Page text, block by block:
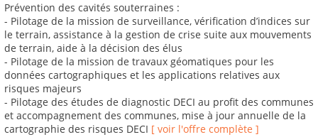
Prévention des cavités souterraines :
- Pilotage de la mission de surveillance, vérification d’indices sur
le terrain, assistance à la gestion de crise suite aux mouvements
de terrain, aide à la décision des élus
- Pilotage de la mission de travaux géomatiques pour les
données cartographiques et les applications relatives aux
risques majeurs
- Pilotage des études de diagnostic DECI au profit des communes
et accompagnement des communes, mise à jour annuelle de la
cartographie des risques DECI [ voir l'offre complète ]